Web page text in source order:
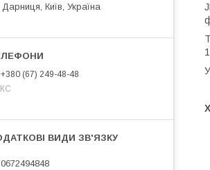
Дарниця, Київ, Україна
+380 (67) 249-48-48
КС
0672494848